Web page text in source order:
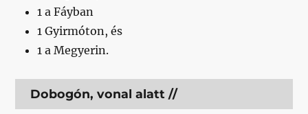
1 a Fáyban
1 Gyirmóton, és
1 a Megyerin.
Dobogón, vonal alatt //